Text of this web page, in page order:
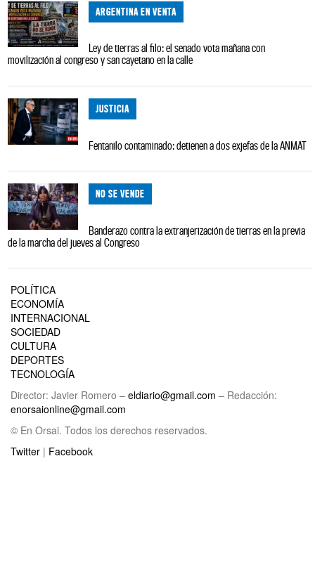
ARGENTINA EN VENTA
Ley de tierras al filo: el senado vota mañana con
movilización al congreso y san cayetano en la calle
JUSTICIA
Fentanilo contaminado: detienen a dos exjefas de la ANMAT
NO SE VENDE
Banderazo contra la extranjerización de tierras en la previa
de la marcha del jueves al Congreso
POLÍTICA
ECONOMÍA
INTERNACIONAL
SOCIEDAD
CULTURA
DEPORTES
TECNOLOGÍA
Director: Javier Romero – eldiario@gmail.com – Redacción:
enorsaionline@gmail.com
© En Orsai. Todos los derechos reservados.
Twitter | Facebook